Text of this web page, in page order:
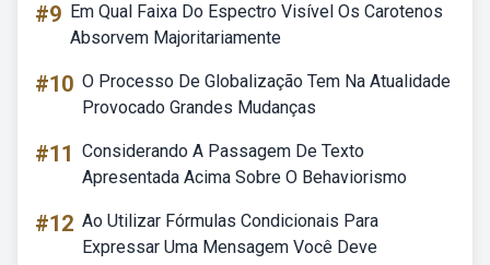
#9 Em Qual Faixa Do Espectro Visível Os Carotenos
Absorvem Majoritariamente
#10 O Processo De Globalização Tem Na Atualidade
Provocado Grandes Mudanças
#11 Considerando A Passagem De Texto
Apresentada Acima Sobre O Behaviorismo
#12 Ao Utilizar Fórmulas Condicionais Para
Expressar Uma Mensagem Você Deve